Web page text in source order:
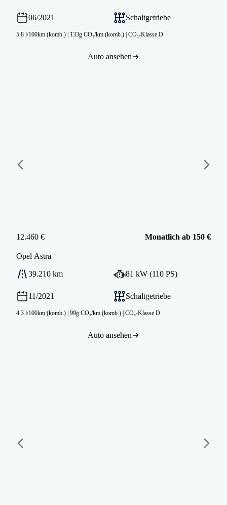
06/2021 Schaltgetriebe
5.8 l/100km (komb.) | 133g CO₂/km (komb.) | CO₂-Klasse D
Auto ansehen
12.460 € Monatlich ab 150 €
Opel Astra
39.210 km 81 kW (110 PS)
11/2021 Schaltgetriebe
4.3 l/100km (komb.) | 99g CO₂/km (komb.) | CO₂-Klasse D
Auto ansehen